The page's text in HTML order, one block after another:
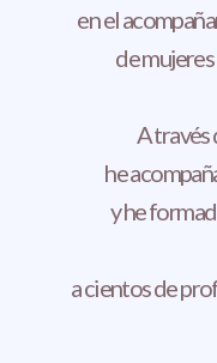
en el
de
A
he
y he
a cientos de